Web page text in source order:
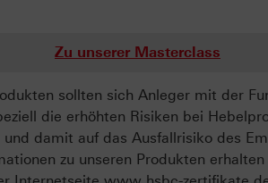
Zu unserer Masterclass
sollten sich Anleger mit der
die erhöhten Risiken bei
damit auf das Ausfallrisiko des
zu unseren Produkten